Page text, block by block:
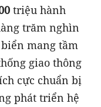
triệu hành
trăm nghìn
mang tầm
giao thông
cực chuẩn bị
phát triển hệ